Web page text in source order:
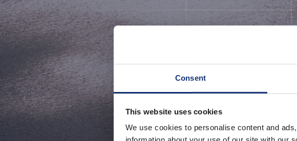
Consent
This website uses cookies
We use cookies to personalise content and